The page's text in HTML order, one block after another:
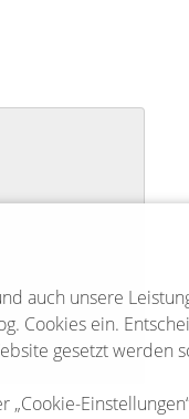
zum
auch unsere
Cookies ein.
gesetzt werden